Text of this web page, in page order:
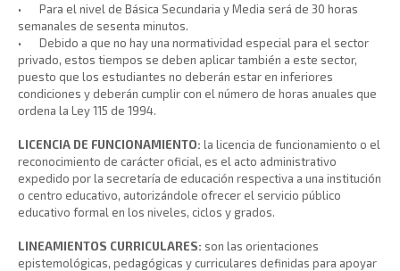
•
Para el nivel de Básica Secundaria y Media será de 30 horas
semanales de sesenta minutos.
•
Debido a que no hay una normatividad especial para el sector
privado, estos tiempos se deben aplicar también a este sector,
puesto que los estudiantes no deberán estar en inferiores
condiciones y deberán cumplir con el número de horas anuales que
ordena la Ley 115 de 1994.
LICENCIA DE FUNCIONAMIENTO: la licencia de funcionamiento o el
reconocimiento de carácter oficial, es el acto administrativo
expedido por la secretaría de educación respectiva a una institución
o centro educativo, autorizándole ofrecer el servicio público
educativo formal en los niveles, ciclos y grados.
LINEAMIENTOS CURRICULARES: son las orientaciones
epistemológicas, pedagógicas y curriculares definidas para apoyar